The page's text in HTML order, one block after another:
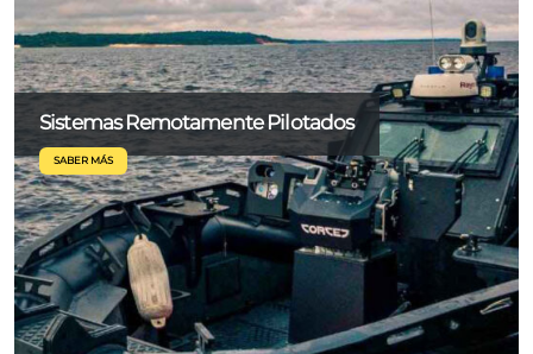
Sistemas Remotamente Pilotados